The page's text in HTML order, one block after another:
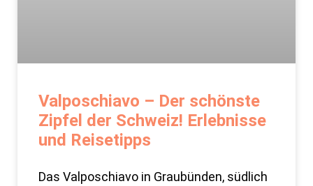
Valposchiavo – Der schönste
Zipfel der Schweiz! Erlebnisse
und Reisetipps
Das Valposchiavo in Graubünden, südlich